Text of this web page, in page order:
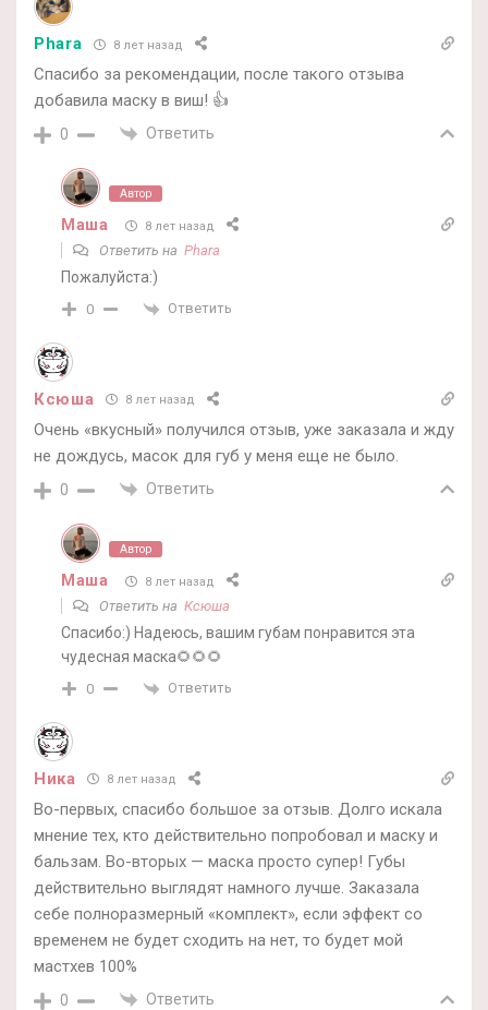
Phara 8 лет назад
Спасибо за рекомендации, после такого отзыва
добавила маску в виш! 👍
0 Ответить
Автор
Маша 8 лет назад
Ответить на Phara
Пожалуйста:)
0 Ответить
Ксюша 8 лет назад
Очень «вкусный» получился отзыв, уже заказала и жду
не дождусь, масок для губ у меня еще не было.
0 Ответить
Автор
Маша 8 лет назад
Ответить на Ксюша
Спасибо:) Надеюсь, вашим губам понравится эта
чудесная маска🌻🌻🌻
0 Ответить
Ника 8 лет назад
Во-первых, спасибо большое за отзыв. Долго искала
мнение тех, кто действительно попробовал и маску и
бальзам. Во-вторых — маска просто супер! Губы
действительно выглядят намного лучше. Заказала
себе полноразмерный «комплект», если эффект со
временем не будет сходить на нет, то будет мой
мастхев 100%
0 Ответить